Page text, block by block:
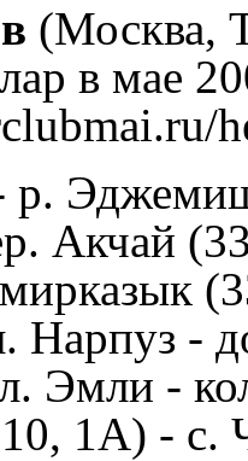
в мае
р.
Акчай
Нарпуз -
Эмли -
1А) - с.